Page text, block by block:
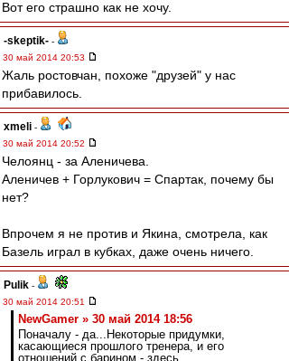
Вот его страшно как не хочу.
-skeptik- -
30 май 2014 20:53
Жаль ростовчан, похоже "друзей" у нас
прибавилось.
xmeli -
30 май 2014 20:52
Челоянц - за Аленичева.
Аленичев + Горлукович = Спартак, почему бы
нет?
Впрочем я не против и Якина, смотрела, как
Базель играл в кубках, даже очень ничего.
Pulik -
30 май 2014 20:51
NewGamer » 30 май 2014 18:56
Поначалу - да...Некоторые придумки,
касающиеся прошлого тренера, и его
отношений с барином - здесь